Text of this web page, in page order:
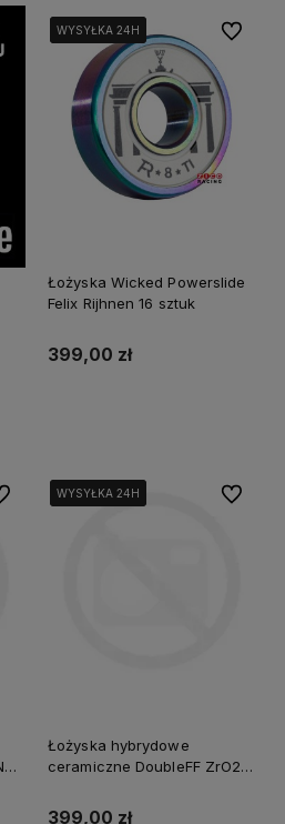
WYSYŁKA 24H
WYSYŁKA 24H
WYSYŁKA 24H
Łożyska Wicked Powerslide
Felix Rijhnen 16 sztuk
399,00 zł
Do
ulubionychWYSYŁKA 24H
WYSYŁKA 24H
WYSYŁKA 24H
Łożyska hybrydowe
ceramiczne DoubleFF ZrO2
399,00 zł
Do